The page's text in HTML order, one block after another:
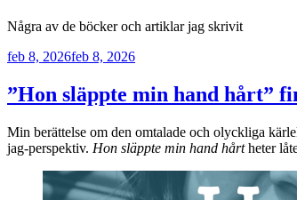
Några av de böcker och artiklar jag skrivit
Publicerat
feb 8, 2026feb 8, 2026
”Hon släppte min hand hårt”
Min berättelse om den omtalade och olyckliga
jag-perspektiv. Hon släppte min hand hårtheter